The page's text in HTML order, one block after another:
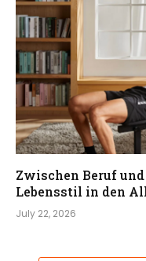
Zwischen Beruf
Lebensstil in den
July 22, 2026